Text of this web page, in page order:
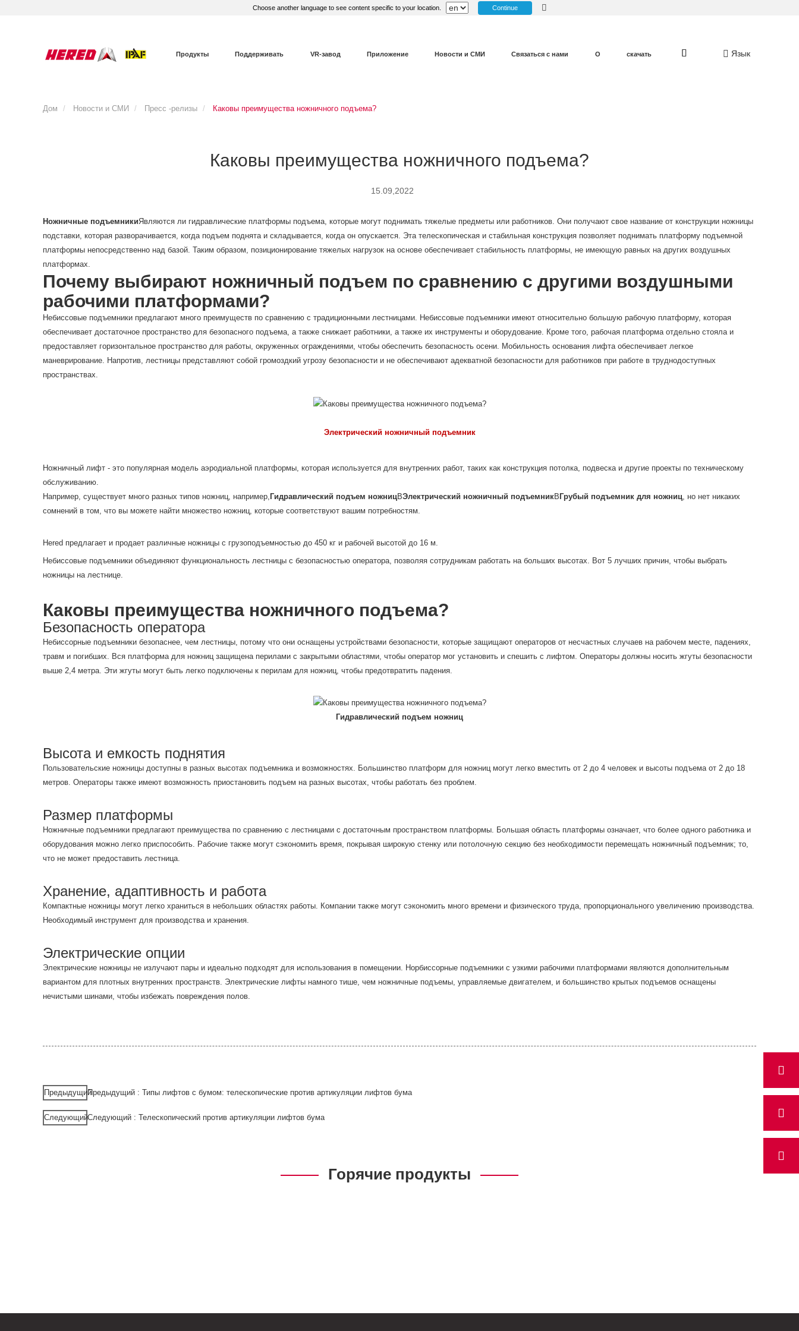
Choose another language to see content specific to your location. Continue
Продукты Поддерживать VR-завод Приложение Новости и СМИ Связаться с нами О скачать Язык
Дом Новости и СМИ Пресс -релизы Каковы преимущества ножничного подъема?
Каковы преимущества ножничного подъема?
15.09,2022
Ножничные подъемникиЯвляются ли гидравлические платформы подъема, которые могут поднимать тяжелые предметы или работников. Они получают свое название от конструкции ножницы
подставки, которая разворачивается, когда подъем поднята и складывается, когда он опускается. Эта телескопическая и стабильная конструкция позволяет поднимать платформу подъемной
платформы непосредственно над базой. Таким образом, позиционирование тяжелых нагрузок на основе обеспечивает стабильность платформы, не имеющую равных на других воздушных
платформах.
Почему выбирают ножничный подъем по сравнению с другими воздушными
рабочими платформами?
Небиссовые подъемники предлагают много преимуществ по сравнению с традиционными лестницами. Небиссовые подъемники имеют относительно большую рабочую платформу, которая
обеспечивает достаточное пространство для безопасного подъема, а также снижает работники, а также их инструменты и оборудование. Кроме того, рабочая платформа отдельно стояла и
предоставляет горизонтальное пространство для работы, окруженных ограждениями, чтобы обеспечить безопасность осени. Мобильность основания лифта обеспечивает легкое
маневрирование. Напротив, лестницы представляют собой громоздкий угрозу безопасности и не обеспечивают адекватной безопасности для работников при работе в труднодоступных
пространствах.
Электрический ножничный подъемник
Ножничный лифт - это популярная модель аэродиальной платформы, которая используется для внутренних работ, таких как конструкция потолка, подвеска и другие проекты по техническому
обслуживанию.
Например, существует много разных типов ножниц, например, Гидравлический подъем ножницВЭлектрический ножничный подъемникВГрубый подъемник для ножниц , но нет никаких
сомнений в том, что вы можете найти множество ножниц, которые соответствуют вашим потребностям.
Hered предлагает и продает различные ножницы с грузоподъемностью до 450 кг и рабочей высотой до 16 м.
Небиссовые подъемники объединяют функциональность лестницы с безопасностью оператора, позволяя сотрудникам работать на больших высотах. Вот 5 лучших причин, чтобы выбрать
ножницы на лестнице.
Каковы преимущества ножничного подъема?
Безопасность оператора
Небиссорные подъемники безопаснее, чем лестницы, потому что они оснащены устройствами безопасности, которые защищают операторов от несчастных случаев на рабочем месте, падениях,
травм и погибших. Вся платформа для ножниц защищена перилами с закрытыми областями, чтобы оператор мог установить и спешить с лифтом. Операторы должны носить жгуты безопасности
выше 2,4 метра. Эти жгуты могут быть легко подключены к перилам для ножниц, чтобы предотвратить падения.
Гидравлический подъем ножниц
Высота и емкость поднятия
Пользовательские ножницы доступны в разных высотах подъемника и возможностях. Большинство платформ для ножниц могут легко вместить от 2 до 4 человек и высоты подъема от 2 до 18
метров. Операторы также имеют возможность приостановить подъем на разных высотах, чтобы работать без проблем.
Размер платформы
Ножничные подъемники предлагают преимущества по сравнению с лестницами с достаточным пространством платформы. Большая область платформы означает, что более одного работника и
оборудования можно легко приспособить. Рабочие также могут сэкономить время, покрывая широкую стенку или потолочную секцию без необходимости перемещать ножничный подъемник; то,
что не может предоставить лестница.
Хранение, адаптивность и работа
Компактные ножницы могут легко храниться в небольших областях работы. Компании также могут сэкономить много времени и физического труда, пропорционального увеличению производства.
Необходимый инструмент для производства и хранения.
Электрические опции
Электрические ножницы не излучают пары и идеально подходят для использования в помещении. Норбиссорные подъемники с узкими рабочими платформами являются дополнительным
вариантом для плотных внутренних пространств. Электрические лифты намного тише, чем ножничные подъемы, управляемые двигателем, и большинство крытых подъемов оснащены
нечистыми шинами, чтобы избежать повреждения полов.
ПредыдущийПредыдущий : Типы лифтов с бумом: телескопические против артикуляции лифтов бума
СледующийСледующий : Телескопический против артикуляции лифтов бума
Горячие продукты